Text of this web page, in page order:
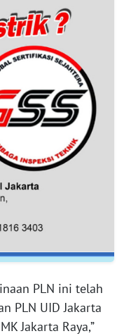
PLN ini telah
PLN UID Jakarta
Jakarta Raya,”